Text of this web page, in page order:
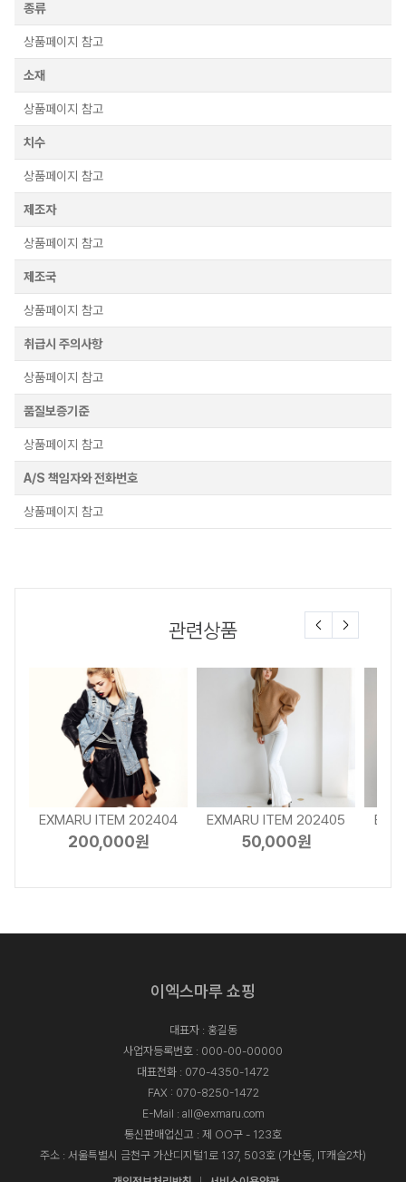
종류
상품페이지 참고
소재
상품페이지 참고
치수
상품페이지 참고
제조자
상품페이지 참고
제조국
상품페이지 참고
취급시 주의사항
상품페이지 참고
품질보증기준
상품페이지 참고
A/S 책임자와 전화번호
상품페이지 참고
관련상품
EXMARU ITEM 202404
200,000원
EXMARU ITEM 202405
50,000원
이엑스마루 쇼핑
대표자 : 홍길동
사업자등록번호 : 000-00-00000
대표전화 : 070-4350-1472
FAX : 070-8250-1472
E-Mail : all@exmaru.com
통신판매업신고 : 제 OO구 - 123호
주소 : 서울특별시 금천구 가산디지털1로 137, 503호 (가산동, IT캐슬2차)